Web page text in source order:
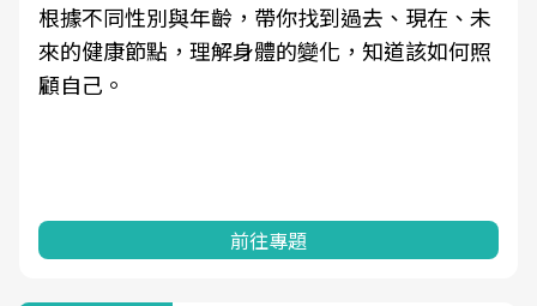
根據不同性別與年齡，帶你找到過去、現在、未
來的健康節點，理解身體的變化，知道該如何照
顧自己。
前往專題